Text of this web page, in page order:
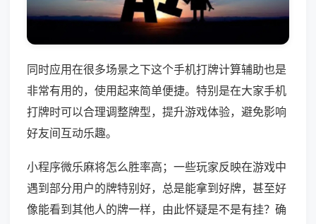
同时应用在很多场景之下这个手机打牌计算辅助也是
非常有用的，使用起来简单便捷。特别是在大家手机
打牌时可以合理调整牌型，提升游戏体验，避免影响
好友间互动乐趣。
小程序微乐麻将怎么胜率高；一些玩家反映在游戏中
遇到部分用户的牌特别好，总是能拿到好牌，甚至好
像能看到其他人的牌一样，由此怀疑是不是有挂？确